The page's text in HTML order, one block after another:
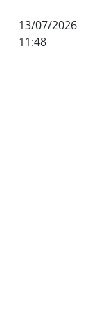
13/07/2026
11:48